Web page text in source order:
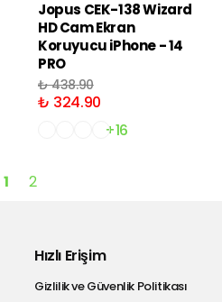
Jopus CEK-138 Wizard
HD Cam Ekran
Koruyucu iPhone - 14
PRO
₺ 438.90
₺ 324.90
+16
1 2
Hızlı Erişim
Gizlilik ve Güvenlik Politikası